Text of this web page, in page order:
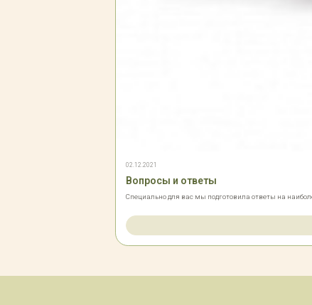
02.12.2021
Вопросы и ответы
Специально для вас мы подготовила ответы на